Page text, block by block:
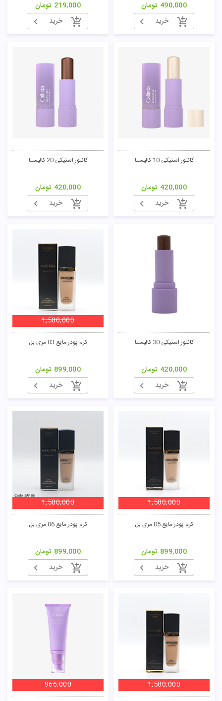
490,000 تومان
خرید
219,000 تومان
خرید
کانتور استیکی 10 کالیستا
420,000 تومان
خرید
کانتور استیکی 20 کالیستا
420,000 تومان
خرید
کانتور استیکی 30 کالیستا
420,000 تومان
خرید
کرم پودر مایع 03 مری بل
1,500,000
899,000 تومان
خرید
کرم پودر مایع 05 مری بل
1,500,000
899,000 تومان
خرید
کرم پودر مایع 06 مری بل
1,500,000
899,000 تومان
خرید
1,500,000
966,000